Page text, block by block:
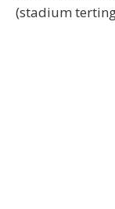
(stadium